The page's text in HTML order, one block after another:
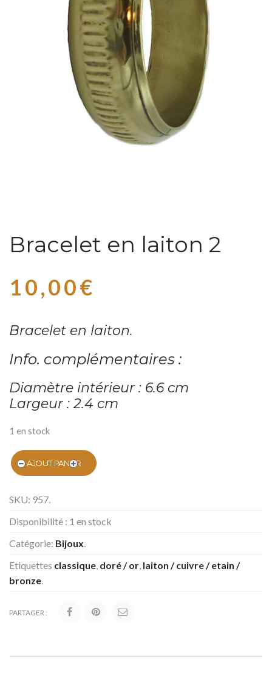
Bracelet en laiton 2
10,00€
Bracelet en laiton.
Info. complémentaires :
Diamètre intérieur : 6.6 cm
Largeur : 2.4 cm
1 en stock
AJOUT PANIER
SKU: 957.
Disponibilité : 1 en stock
Catégorie: Bijoux.
Etiquettes classique, doré / or, laiton / cuivre / etain /
bronze.
PARTAGER :